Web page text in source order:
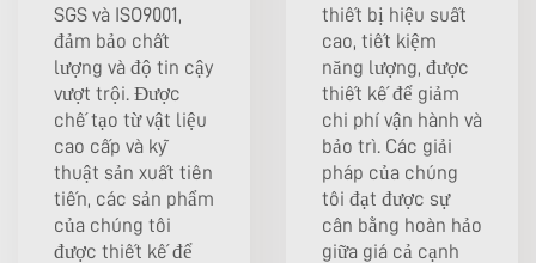
SGS và ISO9001,
đảm bảo chất
lượng và độ tin cậy
vượt trội. Được
chế tạo từ vật liệu
cao cấp và kỹ
thuật sản xuất tiên
tiến, các sản phẩm
của chúng tôi
được thiết kế để
thiết bị hiệu suất
cao, tiết kiệm
năng lượng, được
thiết kế để giảm
chi phí vận hành và
bảo trì. Các giải
pháp của chúng
tôi đạt được sự
cân bằng hoàn hảo
giữa giá cả cạnh